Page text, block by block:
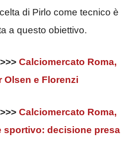
di Pirlo come tecnico è
a questo obiettivo.
Calciomercato Roma,
Olsen e Florenzi
Calciomercato Roma,
sportivo: decisione presa